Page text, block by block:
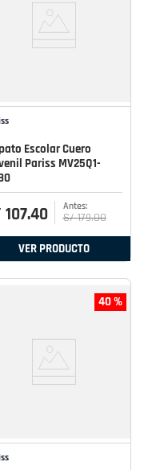
Escolar Cuero
Pariss MV25Q1-
107.40 S/ 179.00
VER PRODUCTO
40 %